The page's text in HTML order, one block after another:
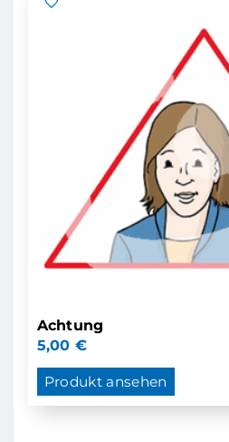
Achtung
5,00 €
Produkt ansehen